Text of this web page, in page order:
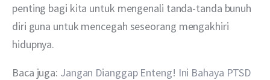
penting bagi kita untuk mengenali tanda-tanda bunuh
diri guna untuk mencegah seseorang mengakhiri
hidupnya.
Baca juga: Jangan Dianggap Enteng! Ini Bahaya PTSD